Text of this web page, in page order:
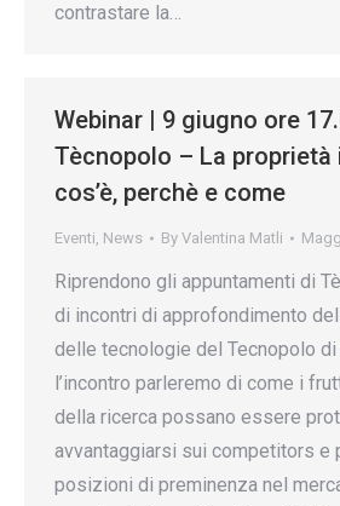
contrastare la…
Webinar | 9 giugno ore
Tècnopolo – La proprietà
cos’è, perchè e come
Eventi, News By Valentina Matli
Riprendono gli appuntamenti di
di incontri di approfondimento
delle tecnologie del Tecnopolo di
l’incontro parleremo di come i
della ricerca possano essere
avvantaggiarsi sui competitors e
posizioni di preminenza nel